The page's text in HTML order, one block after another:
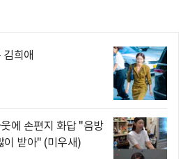
희애
에 손편지 화답 "음방
이 받아" (미우새)